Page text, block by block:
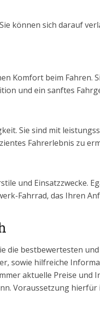
können sich darauf
Komfort beim Fahren.
und ein sanftes
Sie sind mit
Fahrerlebnis zu
und Einsatzzwecke.
Fahrrad, das Ihren
die bestbewertesten
sowie hilfreiche
aktuelle Preise und
Voraussetzung